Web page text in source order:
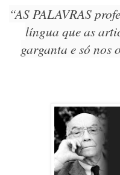
“AS PALAVRAS
língua que as
garganta e só nos